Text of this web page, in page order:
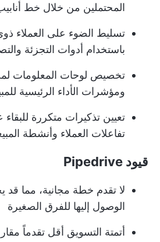
المحتملين من خلال خط
تسليط الضوء على العملاء ذوي
باستخدام أدوات التجزئة
تخصيص لوحات المعلومات
ومؤشرات الأداء الرئيسية
تعيين تذكيرات متكررة
تفاعلات العملاء وأنشطة
قيود Pipedrive
لا تقدم خطة مجانية، مما قد
الوصول إليها للفرق الصغيرة
أتمتة التسويق أقل تقدماً